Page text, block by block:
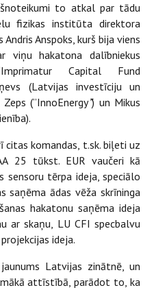
to atkal par tādu
fizikas institūta direktora
Anspoks, kurš bija viens
viņu hakatona dalībniekus
Capital Fund
(Latvijas investīciju un
(”InnoEnergy”) un Mikus
citas komandas, t.sk. biļeti uz
25 tūkst. EUR vaučeri kā
sensoru tērpa ideja, speciālo
saņēma ādas vēža skrīninga
hakatonu saņēma ideja
ar skaņu, LU CFI specbalvu
ideja.
Latvijas zinātnē, un
attīstībā, parādot to, ka